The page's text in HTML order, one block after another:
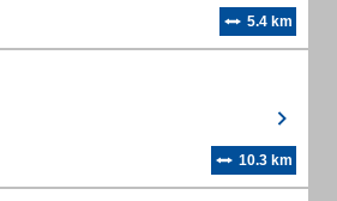
5.4 km
10.3 km